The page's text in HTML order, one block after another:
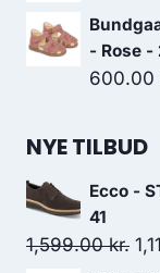
- Rose -
600.00
NYE TILBUD
Ecco -
41
1,599.00kr.